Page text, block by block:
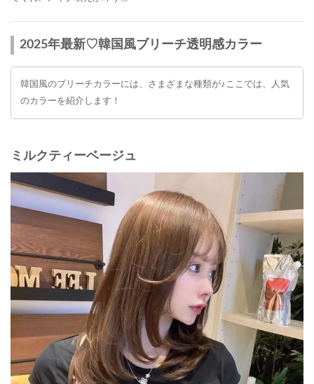
2025年最新♡韓国風ブリーチ透明感カラー
韓国風のブリーチカラーには、さまざまな種類が♪ここでは、人気
のカラーを紹介します！
ミルクティーベージュ